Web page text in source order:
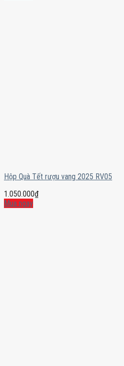
Hộp Quà Tết rượu vang 2025 RV05
1.050.000₫
Mua ngay